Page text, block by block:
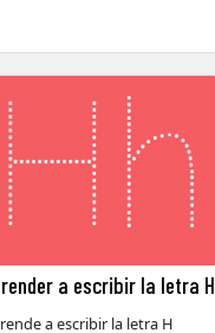
a escribir la letra H
a escribir la letra H